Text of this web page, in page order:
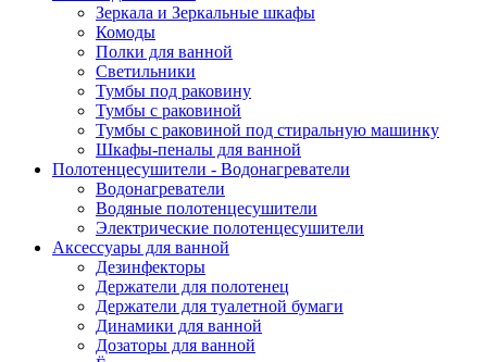
Зеркала и Зеркальные шкафы
Комоды
Полки для ванной
Светильники
Тумбы под раковину
Тумбы с раковиной
Тумбы с раковиной под стиральную машинку
Шкафы-пеналы для ванной
Полотенцесушители - Водонагреватели
Водонагреватели
Водяные полотенцесушители
Электрические полотенцесушители
Аксессуары для ванной
Дезинфекторы
Держатели для полотенец
Держатели для туалетной бумаги
Динамики для ванной
Дозаторы для ванной